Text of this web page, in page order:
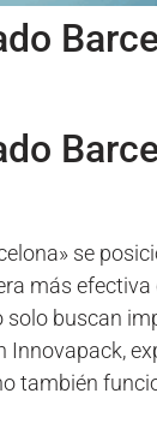
se
más
solo buscan
Innovapack,
también